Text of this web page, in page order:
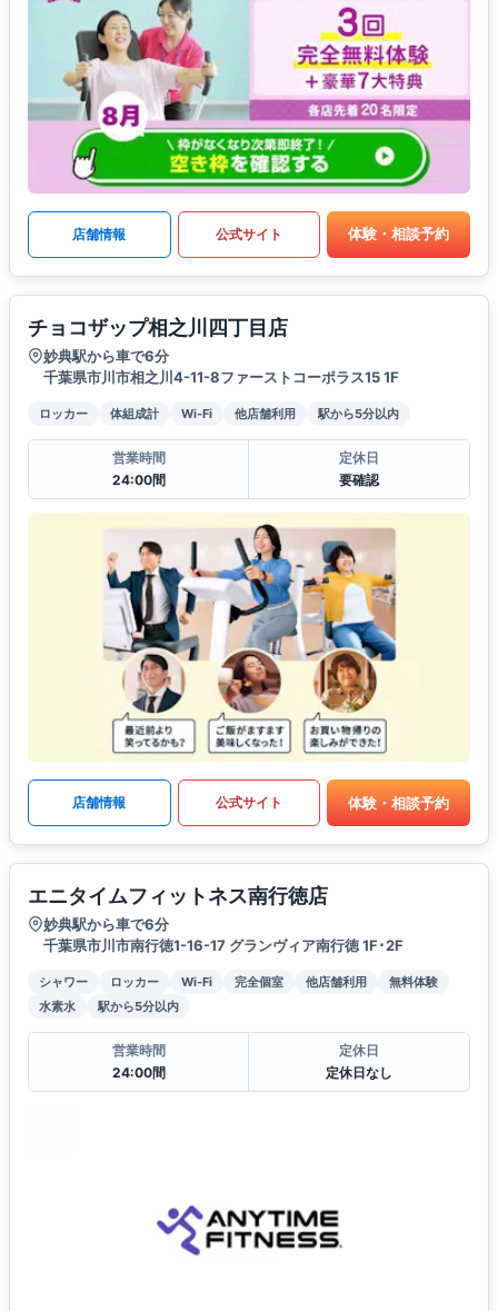
店舗情報 公式サイト 体験・相談予約
チョコザップ相之川四丁目店
妙典駅から車で6分
千葉県市川市相之川4-11-8ファーストコーポラス15 1F
ロッカー 体組成計 Wi-Fi 他店舗利用 駅から5分以内
営業時間
24:00間
定休日
要確認
店舗情報 公式サイト 体験・相談予約
エニタイムフィットネス南行徳店
妙典駅から車で6分
千葉県市川市南行徳1-16-17 グランヴィア南行徳 1F･2F
シャワー ロッカー Wi-Fi 完全個室 他店舗利用
無料体験
水素水
駅から5分以内
営業時間
24:00間
定休日
定休日なし